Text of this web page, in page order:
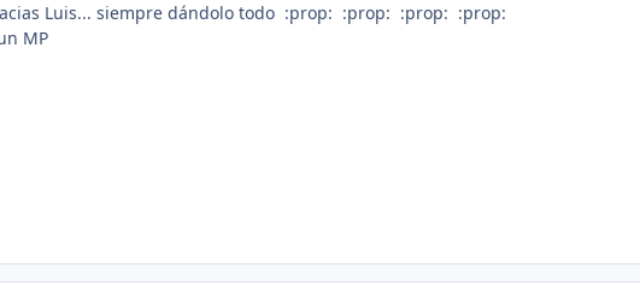
Luis... siempre dándolo todo :prop: :prop: :prop: :prop:
MP